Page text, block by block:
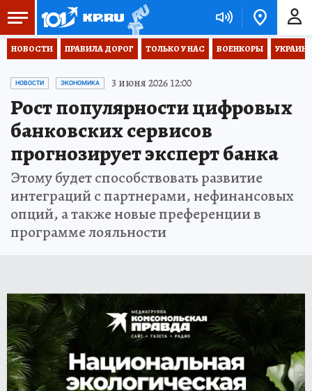
НОВОСТИ ПРАВИЛА ДОРОГ ТОЛЬКО У НАС ВОЕНКОРЫ
НОВОСТИ ЭКОНОМИКА 3 июня 2026 12:00
Рост популярности цифровых
банковских сервисов
прогнозирует эксперт банка
Этому будет способствовать развитие
интеграций с партнерами, нефинансовых
опций, а также новые преференции в
программе лояльности